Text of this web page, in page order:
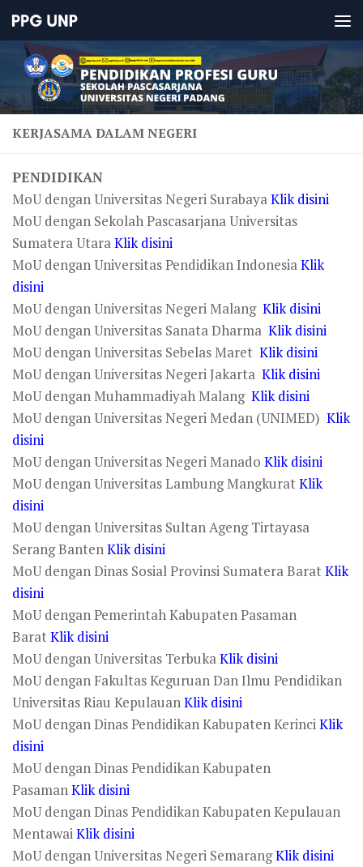
KERJASAMA DALAM NEGERI
PENDIDIKAN
MoU dengan Universitas Negeri SurabayaKlik disini
MoU dengan Sekolah Pascasarjana Universitas
Sumatera UtaraKlik disini
MoU dengan Universitas Pendidikan IndonesiaKlik
disini
MoU dengan Universitas Negeri Malang Klik disini
MoU dengan Universitas Sanata Dharma Klik disini
MoU dengan Universitas Sebelas Maret Klik disini
MoU dengan Universitas Negeri Jakarta Klik disini
MoU dengan Muhammadiyah Malang Klik disini
MoU dengan Universitas Negeri Medan (UNIMED) Klik
disini
MoU dengan Universitas Negeri Manado Klik disini
MoU dengan Universitas Lambung MangkuratKlik
disini
MoU dengan Universitas Sultan Ageng Tirtayasa
Serang BantenKlik disini
MoU dengan Dinas Sosial Provinsi Sumatera BaratKlik
disini
MoU dengan Pemerintah Kabupaten Pasaman
BaratKlik disini
MoU dengan Universitas TerbukaKlik disini
MoU dengan Fakultas Keguruan Dan Ilmu Pendidikan
Universitas Riau KepulauanKlik disini
MoU dengan Dinas Pendidikan Kabupaten KerinciKlik
disini
MoU dengan Dinas Pendidikan Kabupaten
PasamanKlik disini
MoU dengan Dinas Pendidikan Kabupaten Kepulauan
MentawaiKlik disini
MoU dengan Universitas Negeri SemarangKlik disini